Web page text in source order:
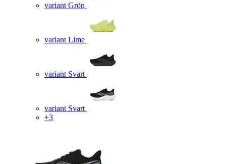
variant Grön
variant Lime
variant Svart
variant Svart
+3